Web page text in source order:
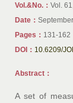
Vol.&No.： Vol.
Date：
Pages： 131-162
DOI： 10.6209/
Abstract：
A set of